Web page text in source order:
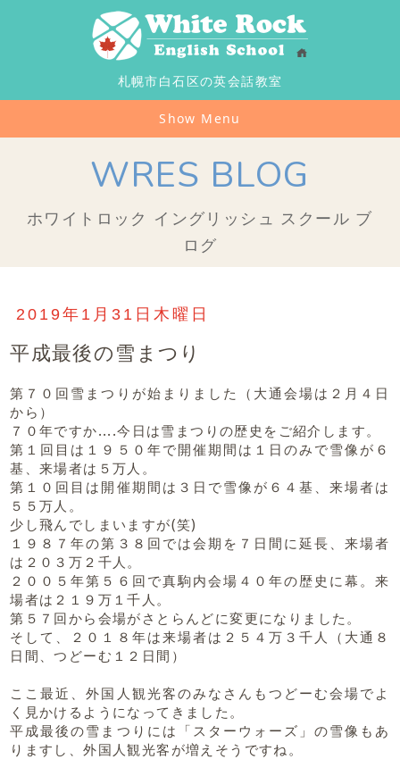
札幌市白石区の英会話教室
Show Menu
WRES BLOG
ホワイトロック イングリッシュ スクール ブ
ログ
2019年1月31日木曜日
平成最後の雪まつり
第７０回雪まつりが始まりました（大通会場は２月４日
から）
７０年ですか....今日は雪まつりの歴史をご紹介します。
第１回目は１９５０年で開催期間は１日のみで雪像が６
基、来場者は５万人。
第１０回目は開催期間は３日で雪像が６４基、来場者は
５５万人。
少し飛んでしまいますが(笑)
１９８７年の第３８回では会期を７日間に延長、来場者
は２０３万２千人。
２００５年第５６回で真駒内会場４０年の歴史に幕。来
場者は２１９万１千人。
第５７回から会場がさとらんどに変更になりました。
そして、２０１８年は来場者は２５４万３千人（大通８
日間、つどーむ１２日間）
ここ最近、外国人観光客のみなさんもつどーむ会場でよ
く見かけるようになってきました。
平成最後の雪まつりには「スターウォーズ」の雪像もあ
りますし、外国人観光客が増えそうですね。